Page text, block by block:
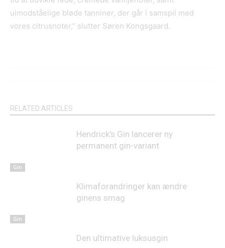
uimodståelige bløde tanniner, der går i samspil med
vores citrusnoter,” slutter Søren Kongsgaard.
RELATED ARTICLES
Gin
Hendrick’s Gin lancerer ny
permanent gin-variant
Gin
Klimaforandringer kan ændre
ginens smag
Den ultimative luksusgin